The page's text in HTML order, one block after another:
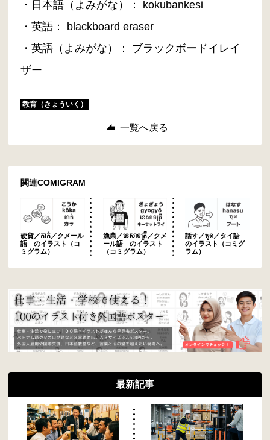
・日本語（よみがな）： kokubankesi
・英語： blackboard eraser
・英語（よみがな）： ブラックボードイレイ
ザー
教育（きょういく）
一覧へ戻る
関連COMIGRAM
硬貨／កាក់／クメール
語 のイラスト（コ
ミグラム）
漁業／នេសាទត្រី／クメ
ール語 のイラスト
（コミグラム）
話す／พูด／タイ語
のイラスト（コミグ
ラム）
最新記事